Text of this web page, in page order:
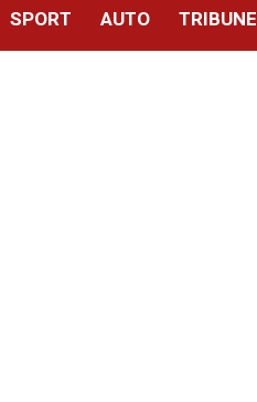
SPORT AUTO TRIBUNE